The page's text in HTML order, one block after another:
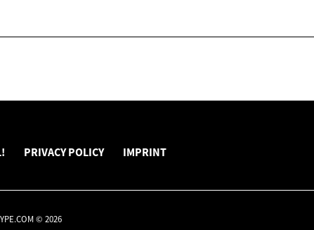
PRIVACY POLICY IMPRINT
© 2026